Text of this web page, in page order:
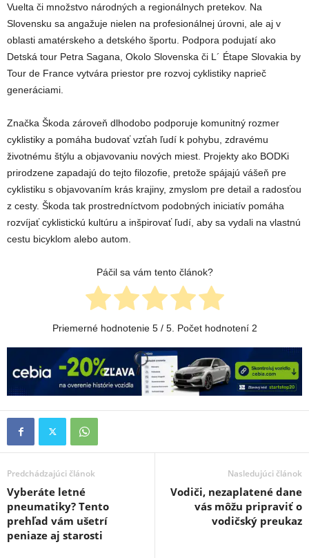
Vuelta či množstvo národných a regionálnych pretekov. Na
Slovensku sa angažuje nielen na profesionálnej úrovni, ale aj v
oblasti amatérskeho a detského športu. Podpora podujatí ako
Detská tour Petra Sagana, Okolo Slovenska či L´ Étape Slovakia by
Tour de France vytvára priestor pre rozvoj cyklistiky naprieč
generáciami.
Značka Škoda zároveň dlhodobo podporuje komunitný rozmer
cyklistiky a pomáha budovať vzťah ľudí k pohybu, zdravému
životnému štýlu a objavovaniu nových miest. Projekty ako BODKi
prirodzene zapadajú do tejto filozofie, pretože spájajú vášeň pre
cyklistiku s objavovaním krás krajiny, zmyslom pre detail a radosťou
z cesty. Škoda tak prostredníctvom podobných iniciatív pomáha
rozvíjať cyklistickú kultúru a inšpirovať ľudí, aby sa vydali na vlastnú
cestu bicyklom alebo autom.
Páčil sa vám tento článok?
Priemerné hodnotenie 5/ 5. Počet hodnotení 2
Predchádzajúci článok
Vyberáte letné
pneumatiky? Tento
prehľad vám ušetrí
peniaze aj starosti
Nasledujúci článok
Vodiči, nezaplatené dane
vás môžu pripraviť o
vodičský preukaz